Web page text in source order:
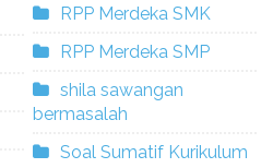
RPP Merdeka SMK
RPP Merdeka SMP
shila sawangan
bermasalah
Soal Sumatif Kurikulum